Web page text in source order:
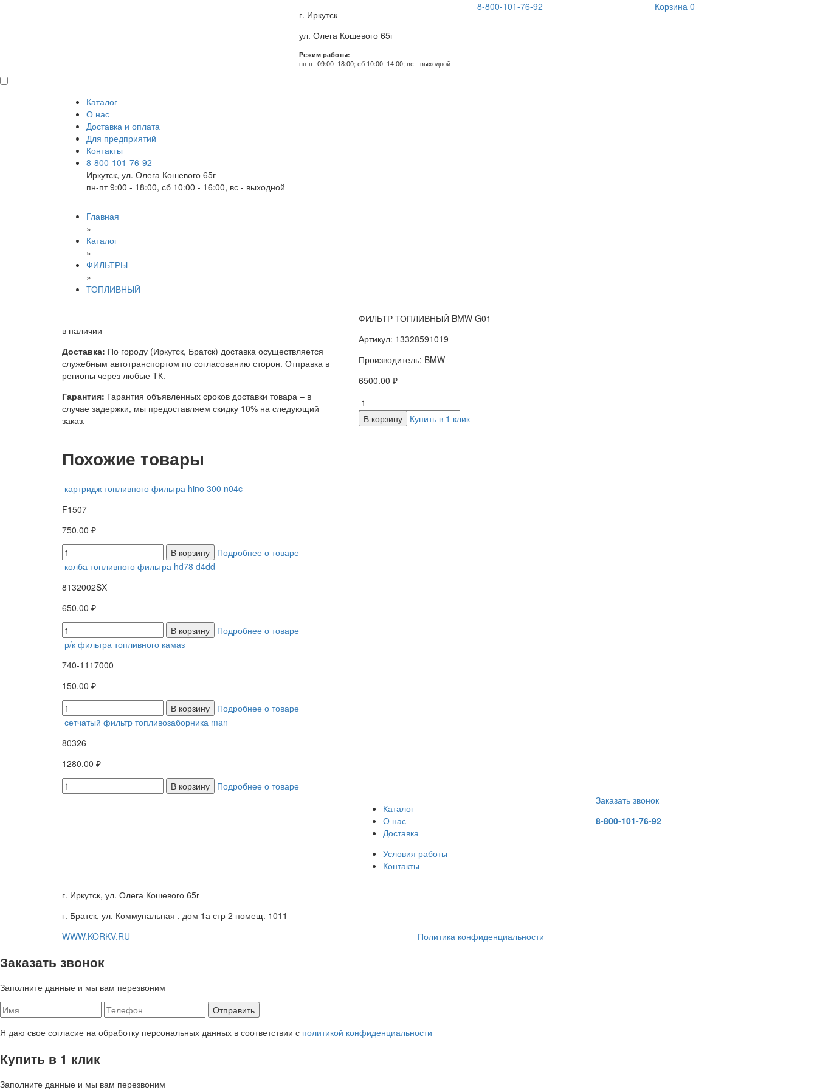
г. Иркутск
ул. Олега Кошевого 65г
Режим работы:
пн-пт 09:00–18:00; сб 10:00–14:00; вс - выходной
8-800-101-76-92 Корзина 0
Каталог
О нас
Доставка и оплата
Для предприятий
Контакты
8-800-101-76-92
Иркутск, ул. Олега Кошевого 65г
пн-пт 9:00 - 18:00, сб 10:00 - 16:00, вс - выходной
Главная
»
Каталог
»
ФИЛЬТРЫ
»
ТОПЛИВНЫЙ
в наличии
Доставка: По городу (Иркутск, Братск) доставка осуществляется
служебным автотранспортом по согласованию сторон. Отправка в
регионы через любые ТК.
Гарантия: Гарантия объявленных сроков доставки товара – в
случае задержки, мы предоставляем скидку 10% на следующий
заказ.
ФИЛЬТР ТОПЛИВНЫЙ BMW G01
Артикул: 13328591019
Производитель: BMW
6500.00 ₽
В корзину Купить в 1 клик
Похожие товары
картридж топливного фильтра hino 300 n04c
F1507
750.00 ₽
В корзину
Подробнее о товаре
колба топливного фильтра hd78 d4dd
8132002SX
650.00 ₽
В корзину
Подробнее о товаре
р/к фильтра топливного камаз
740-1117000
150.00 ₽
В корзину
Подробнее о товаре
сетчатый фильтр топливозаборника man
80326
1280.00 ₽
В корзину
Подробнее о товаре
Каталог
О нас
Доставка
Условия работы
Контакты
Заказать звонок
8-800-101-76-92
г. Иркутск, ул. Олега Кошевого 65г
г. Братск, ул. Коммунальная , дом 1а стр 2 помещ. 1011
WWW.KORKV.RU
Политика конфиденциальности
Заказать звонок
Заполните данные и мы вам перезвоним
Я даю свое согласие на обработку персональных данных в соответствии с политикой конфиденциальности
Купить в 1 клик
Заполните данные и мы вам перезвоним